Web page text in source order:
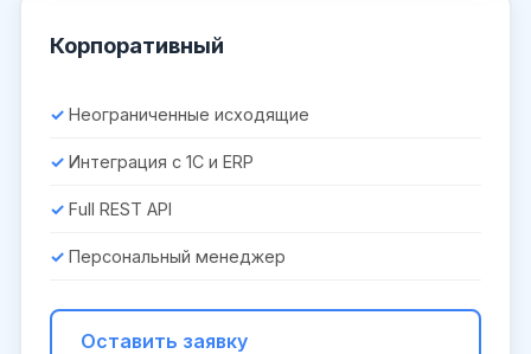
Корпоративный
Неограниченные исходящие
Интеграция с 1С и ERP
Full REST API
Персональный менеджер
Оставить заявку